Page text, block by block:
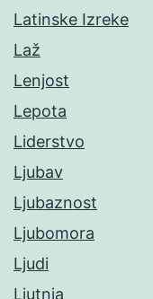
Latinske Izreke
Laž
Lenjost
Lepota
Liderstvo
Ljubav
Ljubaznost
Ljubomora
Ljudi
Ljutnja